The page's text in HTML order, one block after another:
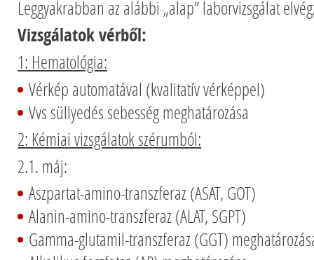
Leggyakrabban az alábbi „alap” laborvizsgálat
Vizsgálatok vérből:
1: Hematológia:
Vérkép automatával (kvalitatív vérképpel)
Vvs süllyedés sebesség meghatározása
2: Kémiai vizsgálatok szérumból:
2.1. máj:
Aszpartat-amino-transzferaz (ASAT, GOT)
Alanin-amino-transzferaz (ALAT, SGPT)
Gamma-glutamil-transzferaz (GGT)